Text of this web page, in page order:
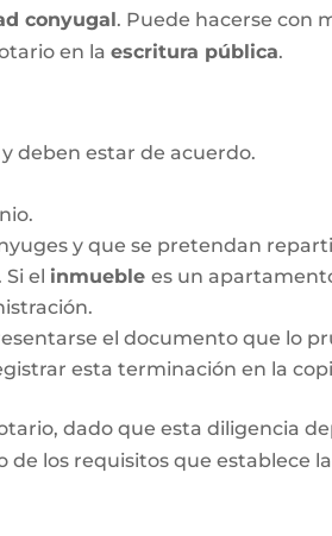
conyugal. Puede hacerse con
en laescritura pública.
deben estar de acuerdo.
y que se pretendan
. Si el inmueblees un
el documento que lo
esta terminación en la
dado que esta diligencia
los requisitos que establece la